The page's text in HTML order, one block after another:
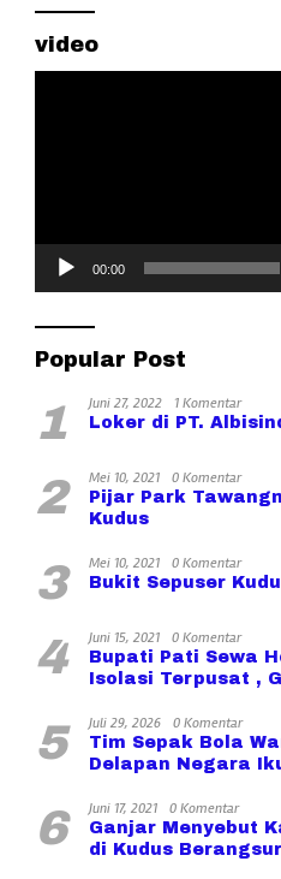
Open 2026
Wergu
video
00:00
Popular Post
1 Juni 27, 2022
1 Komentar
Loker di PT.
2 Mei 10, 2021
0 Komentar
Pijar Park
Kudus
3 Mei 10, 2021
0 Komentar
Bukit Sepuser
4 Juni 15, 2021
0 Komentar
Bupati Pati Sewa
Isolasi Terpusat ,
5 Juli 29, 2026
0 Komentar
Tim Sepak Bola
Delapan Negara
6 Juni 17, 2021
0 Komentar
Ganjar Menyebut
di Kudus